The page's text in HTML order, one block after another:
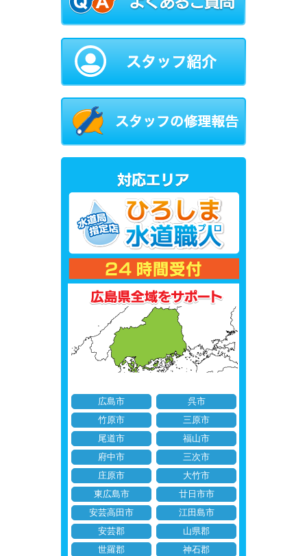
広島市
呉市
竹原市
三原市
尾道市
福山市
府中市
三次市
庄原市
大竹市
東広島市
廿日市市
安芸高田市
江田島市
安芸郡
山県郡
世羅郡
神石郡